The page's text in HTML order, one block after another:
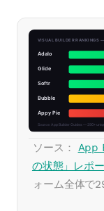
ソース： App
の状態」レポ
ォーム全体で